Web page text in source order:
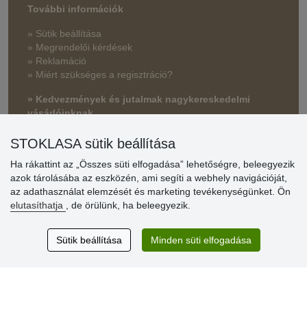
További információk
» Sütik beállítása
» Megrendelői kérdések
» Reklamáció
» Miért szükséges a regisztráció?
» Kedvezmények és jutalmak nagykereskedelmi
vásárlóinknak
» Súgó
Vásárlók
értékelése
Excellent service
Thank you.
STOKLASA sütik beállítása
Ha rákattint az „Összes süti elfogadása” lehetőségre, beleegyezik
azok tárolásába az eszközén, ami segíti a webhely navigációját,
az adathasználat elemzését és marketing tevékenységünket. Ön
elutasíthatja
, de örülünk, ha beleegyezik.
Sütik beállítása Minden süti elfogadása